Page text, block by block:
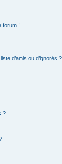
forum !
d’amis ou d’ignorés ?
?